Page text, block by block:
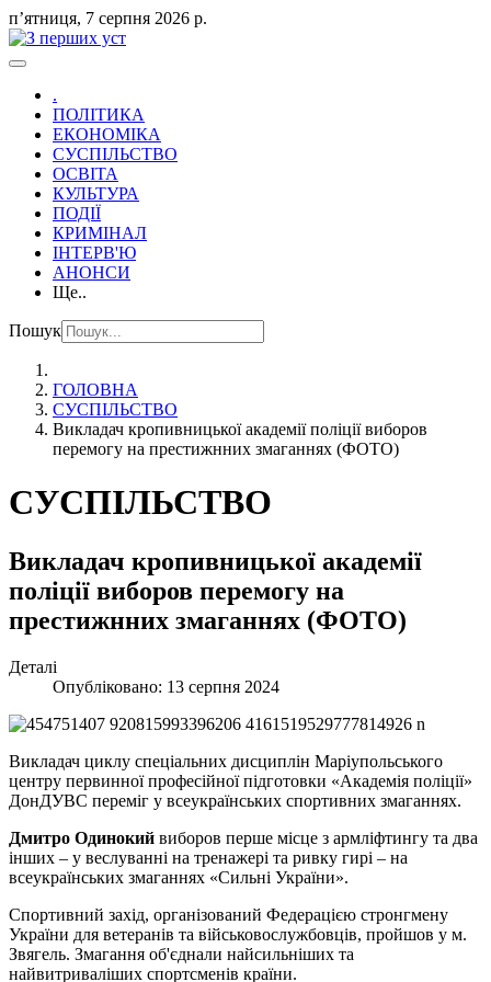
пʼятниця, 7 серпня 2026 р.
.
ПОЛІТИКА
ЕКОНОМІКА
СУСПІЛЬСТВО
ОСВІТА
КУЛЬТУРА
ПОДІЇ
КРИМІНАЛ
ІНТЕРВ'Ю
АНОНСИ
Ще..
Пошук
ГОЛОВНА
СУСПІЛЬСТВО
Викладач кропивницької академії поліції виборов
перемогу на престижнних змаганнях (ФОТО)
СУСПІЛЬСТВО
Викладач кропивницької академії
поліції виборов перемогу на
престижнних змаганнях (ФОТО)
Деталі
Опубліковано: 13 серпня 2024
Викладач циклу спеціальних дисциплін Маріупольського
центру первинної професійної підготовки «Академія поліції»
ДонДУВС переміг у всеукраїнських спортивних змаганнях.
Дмитро Одинокий виборов перше місце з армліфтингу та два
інших – у веслуванні на тренажері та ривку гирі – на
всеукраїнських змаганнях «Сильні України».
Спортивний захід, організований Федерацією стронгмену
України для ветеранів та військовослужбовців, пройшов у м.
Звягель. Змагання об'єднали найсильніших та
найвитриваліших спортсменів країни.